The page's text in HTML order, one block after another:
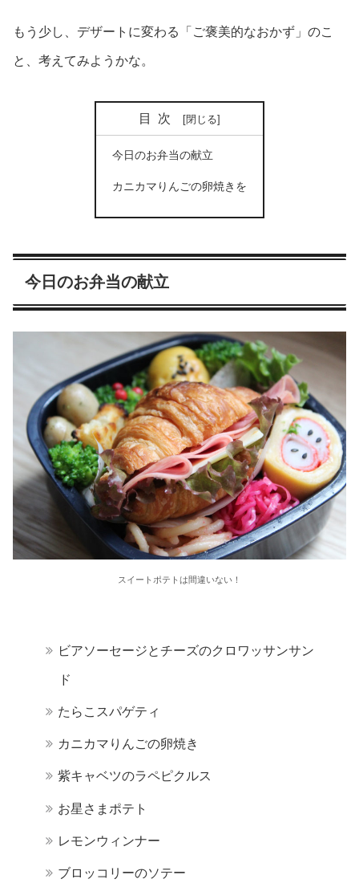
もう少し、デザートに変わる「ご褒美的なおかず」のこ
と、考えてみようかな。
目次
今日のお弁当の献立
カニカマりんごの卵焼きを
今日のお弁当の献立
スイートポテトは間違いない！
ビアソーセージとチーズのクロワッサンサン
ド
たらこスパゲティ
カニカマりんごの卵焼き
紫キャベツのラペピクルス
お星さまポテト
レモンウィンナー
ブロッコリーのソテー